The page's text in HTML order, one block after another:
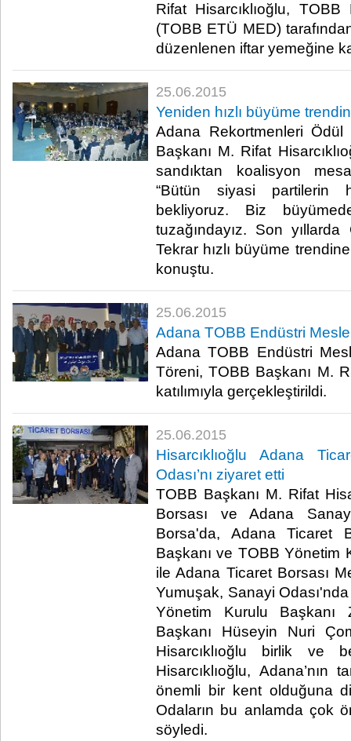
Rifat Hisarcıklıoğlu,
(TOBB ETÜ MED)
düzenlenen iftar yemeğine
25.06.2015
Yeniden hızlı büyüme
Adana Rekortmenleri Ödül
Başkanı M. Rifat
sandıktan koalisyon
“Bütün siyasi partilerin
bekliyoruz. Biz
tuzağındayız. Son yıllarda
Tekrar hızlı büyüme
konuştu.​
25.06.2015
Adana TOBB Endüstri
Adana TOBB Endüstri
Töreni, TOBB Başkanı M.
katılımıyla gerçekleştirildi.​
25.06.2015
Hisarcıklıoğlu Adana
Odası’nı ziyaret etti
TOBB Başkanı M. Rifat
Borsası ve Adana
Borsa'da, Adana Ticaret
Başkanı ve TOBB Yönetim
ile Adana Ticaret Borsası
Yumuşak, Sanayi
Yönetim Kurulu Başkanı
Başkanı Hüseyin Nuri
Hisarcıklıoğlu birlik ve
Hisarcıklıoğlu, Adana’nın
önemli bir kent olduğuna
Odaların bu anlamda çok
söyledi.​